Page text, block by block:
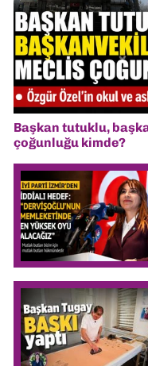
Başkan tutuklu,
çoğunluğu kimde?